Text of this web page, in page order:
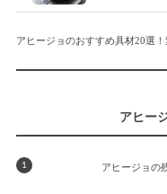
アヒージョのおすすめ具材20選
アヒー
1 アヒージョの